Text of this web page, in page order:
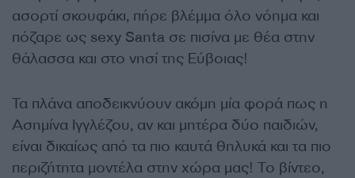
ασορτί σκουφάκι, πήρε βλέμμα όλο νόημα και
πόζαρε ως sexy Santa σε πισίνα με θέα στην
θάλασσα και στο νησί της Εύβοιας!
Τα πλάνα αποδεικνύουν ακόμη μία φορά πως η
Ασημίνα Ιγγλέζου, αν και μητέρα δύο παιδιών,
είναι δικαίως από τα πιο καυτά θηλυκά και τα πιο
περιζήτητα μοντέλα στην χώρα μας! Το βίντεο,